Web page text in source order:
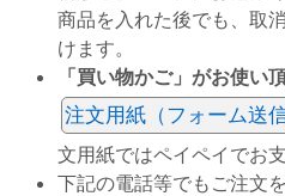
商品を入れた後でも、取
けます。
「買い物かご」がお使い
注文用紙（フォーム送信
文用紙ではペイペイでお
下記の電話等でもご注文を